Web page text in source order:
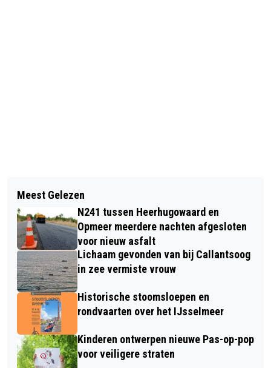
‘VAN GOGH, CÉZANNE, LE
FAUCONNIER & DE BERGENSE
SCHOOL’ IN STEDELIJK MUSEUM
ALKMAAR
MEER KANS OP BURN-OUT IN DE
WINTERMAANDEN? ZÓ BLIJF JIJ JE
HAPPY VOELEN!
Meest Gelezen
N241 tussen Heerhugowaard en
Opmeer meerdere nachten afgesloten
voor nieuw asfalt
Lichaam gevonden van bij Callantsoog
in zee vermiste vrouw
Historische stoomsloepen en
rondvaarten over het IJsselmeer
Kinderen ontwerpen nieuwe Pas-op-pop
voor veiligere straten